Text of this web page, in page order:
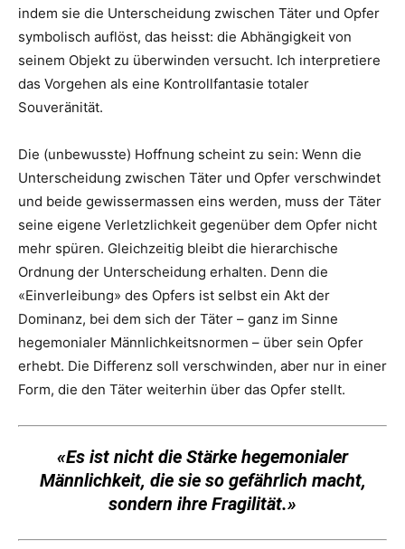
indem sie die Unterscheidung zwischen Täter und Opfer
symbolisch auflöst, das heisst: die Abhängigkeit von
seinem Objekt zu überwinden versucht. Ich interpretiere
das Vorgehen als eine Kontrollfantasie totaler
Souveränität.
Die (unbewusste) Hoffnung scheint zu sein: Wenn die
Unterscheidung zwischen Täter und Opfer verschwindet
und beide gewissermassen eins werden, muss der Täter
seine eigene Verletzlichkeit gegenüber dem Opfer nicht
mehr spüren. Gleichzeitig bleibt die hierarchische
Ordnung der Unterscheidung erhalten. Denn die
«Einverleibung» des Opfers ist selbst ein Akt der
Dominanz, bei dem sich der Täter – ganz im Sinne
hegemonialer Männlichkeitsnormen – über sein Opfer
erhebt. Die Differenz soll verschwinden, aber nur in einer
Form, die den Täter weiterhin über das Opfer stellt.
«Es ist nicht die Stärke hegemonialer
Männlichkeit, die sie so gefährlich macht,
sondern ihre Fragilität.»